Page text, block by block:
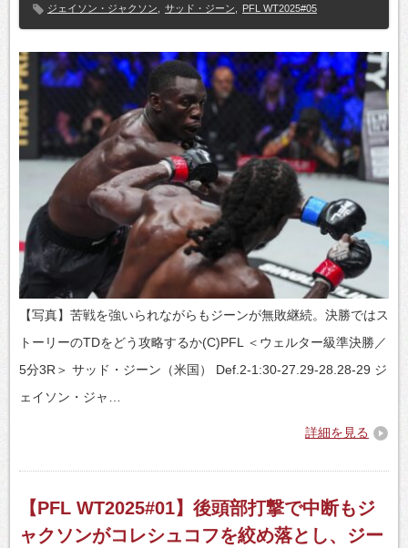
ジェイソン・ジャクソン
サッド・ジーン PFL WT2025#05
【写真】苦戦を強いられながらもジーンが無敗継続。決勝ではス
トーリーのTDをどう攻略するか(C)PFL ＜ウェルター級準決勝／
5分3R＞ サッド・ジーン（米国） Def.2-1:30-27.29-28.28-29 ジ
ェイソン・ジャ…
詳細を見る
【PFL WT2025#01】後頭部打撃で中断もジ
ャクソンがコレシュコフを絞め落とし、ジー